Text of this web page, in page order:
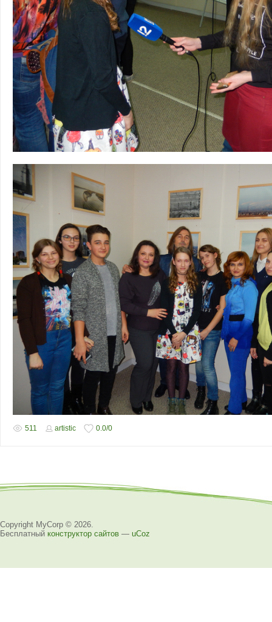
511 artistic 0.0/0
Copyright MyCorp © 2026
Бесплатный конструктор сайтов — uCoz